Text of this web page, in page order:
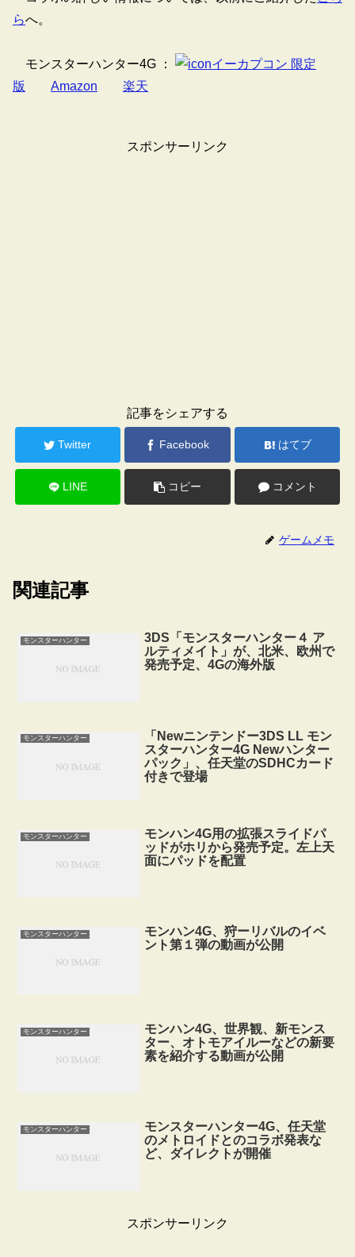
らへ。
モンスターハンター4G ：
イーカプコン 限定
版
Amazon 楽天
スポンサーリンク
記事をシェアする
Twitter Facebook はてブ
LINE コピー コメント
ゲームメモ
関連記事
モンスターハンター
3DS「モンスターハンター４ ア
ルティメイト」が、北米、欧州で
発売予定、4Gの海外版
モンスターハンター
「Newニンテンドー3DS LL モン
スターハンター4G Newハンター
パック」、任天堂のSDHCカード
付きで登場
モンスターハンター
モンハン4G用の拡張スライドパ
ッドがホリから発売予定。左上天
面にパッドを配置
モンスターハンター
モンハン4G、狩ーリバルのイベ
ント第１弾の動画が公開
モンスターハンター
モンハン4G、世界観、新モンス
ター、オトモアイルーなどの新要
素を紹介する動画が公開
モンスターハンター
モンスターハンター4G、任天堂
のメトロイドとのコラボ発表な
ど、ダイレクトが開催
スポンサーリンク